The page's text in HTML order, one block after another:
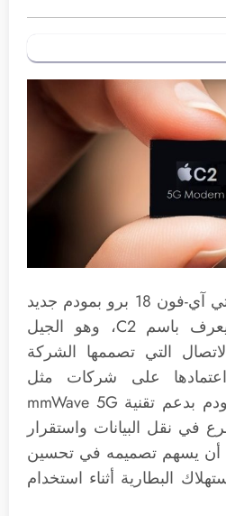
في النهاية، يتوقع أن يأتي آي-فون 18 برو بمودم جديد
كليًا من تطوير آبل يعرف باسم C2، وهو الجيل
التي تصممها الشركة
على شركات مثل
كوالكوم. يتميز هذا المودم بدعم تقنية mmWave 5G
في نقل البيانات واستقرار
أن يسهم تصميمه في تحسين
البطارية أثناء استخدام